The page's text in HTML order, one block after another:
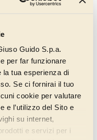
Guido S.p.a.
per far funzionare
tua esperienza di
Se ci fornirai il tuo
cookie per valutare
e l’utilizzo del Sito e
su internet,
e servizi per i
di Giuso, top di gamma